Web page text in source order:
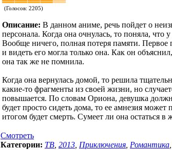
(Голосов: 2205)
Описание: В данном аниме, речь пойдет о
персонала. Когда она очнулась, то поняла, что
Вообще ничего, полная потеря памяти. Первое
и видеть его могла только она. Как он
она так же не помнила.
Когда она вернулась домой, то решила
какие-то фрагменты из своей жизни, но
повышается. По словам Ориона, девушка
будет просто сидеть дома, то ее амнезия может
итогом будет смерть. Сумеет ли она остаться
Смотреть
Категории: ТВ, 2013, Приключения, Романтика,